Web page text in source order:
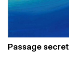
Passage secret